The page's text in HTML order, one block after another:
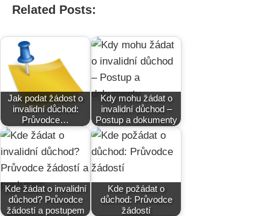
Related Posts:
Jak podat žádost o
invalidní důchod:
Průvodce…
Kdy mohu žádat o
invalidní důchod –
Postup a dokumenty
Kde žádat o invalidní
důchod? Průvodce
žádostí a postupem
Kde požádat o
důchod: Průvodce
žádostí